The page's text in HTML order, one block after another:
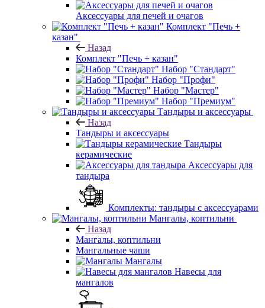
Аксессуары для печей и очагов
Комплект "Печь +
казан"
Назад
Комплект "Печь + казан"
Набор "Стандарт"
Набор "Профи"
Набор "Мастер"
Набор "Премиум"
Тандыры и аксессуары
Назад
Тандыры и аксессуары
Тандыры
керамические
Аксессуары для
тандыра
Комплекты: тандыры с аксессуарами
Мангалы, коптильни
Назад
Мангалы, коптильни
Мангальные чаши
Мангалы
Навесы для
мангалов